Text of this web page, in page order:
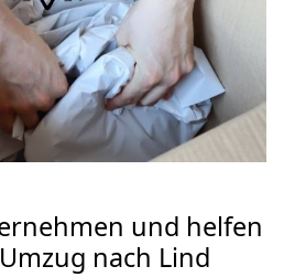
und helfen
nach Lind